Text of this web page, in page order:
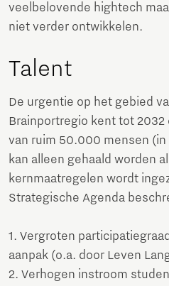
veelbelovende hightech
niet verder ontwikkelen.
Talent
De urgentie op het gebied
Brainportregio kent tot
van ruim 50.000 mensen (in
kan alleen gehaald worden
kernmaatregelen wordt
Strategische Agenda
1. Vergroten
aanpak (o.a. door Leven
2. Verhogen instroom